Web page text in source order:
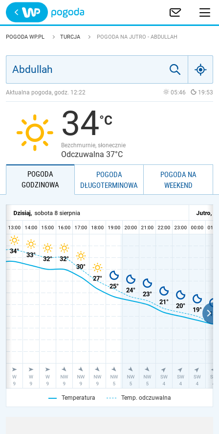
Trwa ładowanie
POLSKA
JAKOŚĆ POWIETRZA
POGODA WP.PL TURCJA POGODA NA JUTRO - ABDULLAH
Aktualna pogoda, godz. 12:22 05:46 19:53
34
Bezchmurnie, słonecznie
Odczuwalna 37°C
POGODA
GODZINOWA
POGODA
DŁUGOTERMINOWA
POGODA NA
WEEKEND
Temperatura Temp. odczuwalna